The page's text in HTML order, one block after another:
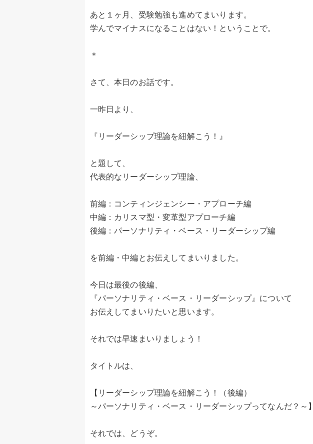
あと１ヶ月、受験勉強も進めてまいります。
学んでマイナスになることはない！ということで。
＊
さて、本日のお話です。
一昨日より、
『リーダーシップ理論を紐解こう！』
と題して、
代表的なリーダーシップ理論、
前編：コンティンジェンシー・アプローチ編
中編：カリスマ型・変革型アプローチ編
後編：パーソナリティ・ベース・リーダーシップ編
を前編・中編とお伝えしてまいりました。
今日は最後の後編、
『パーソナリティ・ベース・リーダーシップ』について
お伝えしてまいりたいと思います。
それでは早速まいりましょう！
タイトルは、
【リーダーシップ理論を紐解こう！（後編）
～パーソナリティ・ベース・リーダーシップってなんだ？～】
それでは、どうぞ。